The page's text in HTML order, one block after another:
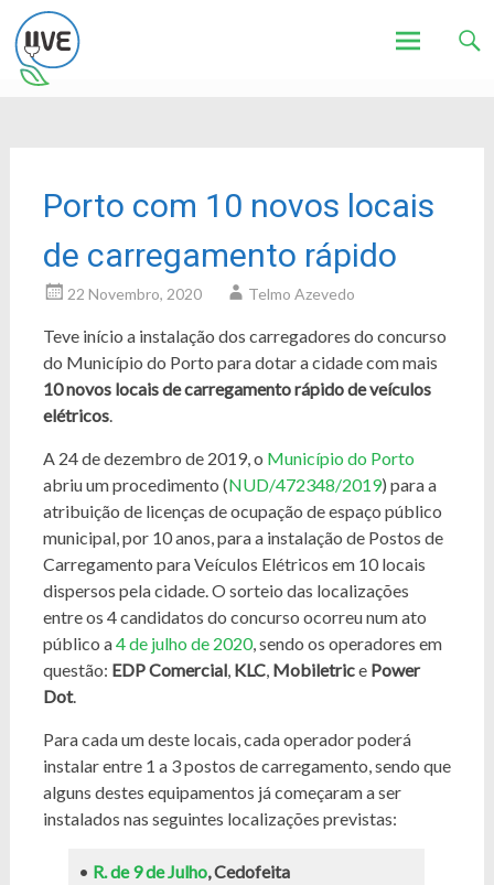
Porto com 10 novos locais
de carregamento rápido
22 Novembro, 2020 Telmo Azevedo
Teve início a instalação dos carregadores do concurso
do Município do Porto para dotar a cidade com mais
10 novos locais de carregamento rápido de veículos
elétricos.
A 24 de dezembro de 2019, o Município do Porto
abriu um procedimento (NUD/472348/2019) para a
atribuição de licenças de ocupação de espaço público
municipal, por 10 anos, para a instalação de Postos de
Carregamento para Veículos Elétricos em 10 locais
dispersos pela cidade. O sorteio das localizações
entre os 4 candidatos do concurso ocorreu num ato
público a4 de julho de 2020, sendo os operadores em
questão: EDP Comercial, KLC, Mobiletrice Power
Dot.
Para cada um deste locais, cada operador poderá
instalar entre 1 a 3 postos de carregamento, sendo que
alguns destes equipamentos já começaram a ser
instalados nas seguintes localizações previstas:
• R. de 9 de Julho, Cedofeita